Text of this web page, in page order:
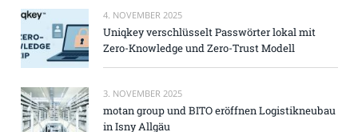
4. NOVEMBER 2025
Uniqkey verschlüsselt Passwörter lokal mit
Zero-Knowledge und Zero-Trust Modell
3. NOVEMBER 2025
motan group und BITO eröffnen Logistikneubau
in Isny Allgäu